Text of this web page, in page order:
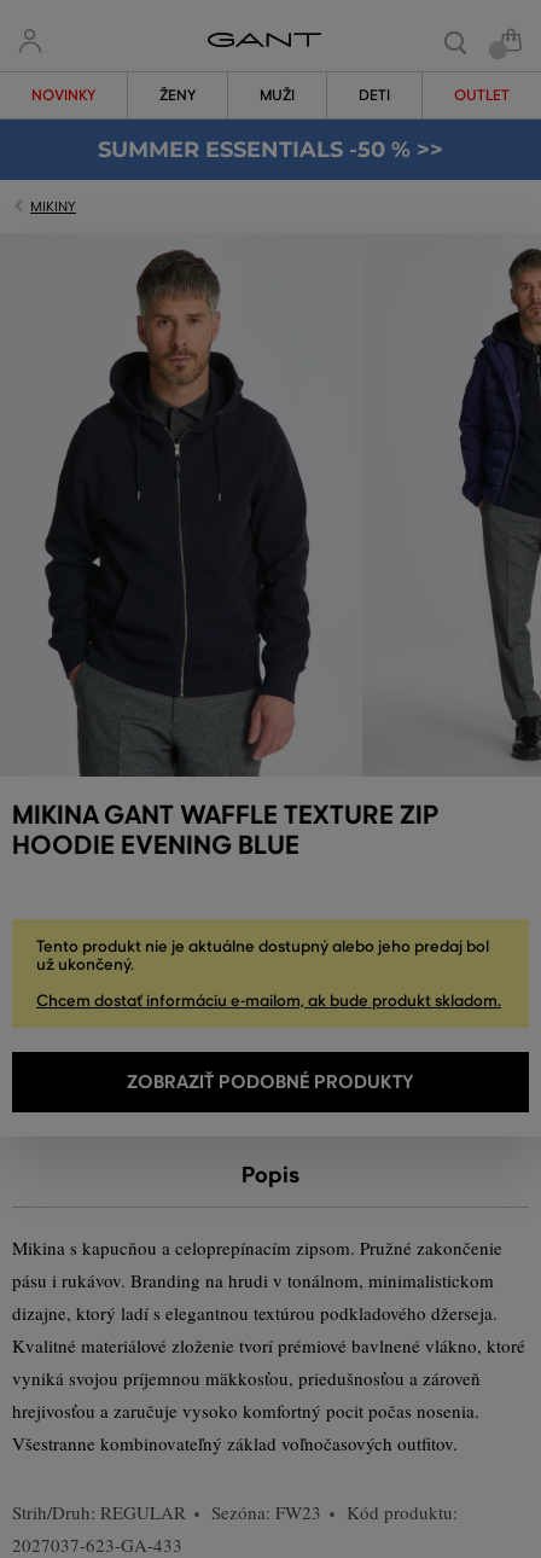
NOVINKY ŽENY MUŽI DETI OUTLET
SUMMER ESSENTIALS -50 % >>
MIKINY
MIKINA GANT WAFFLE TEXTURE ZIP
HOODIE EVENING BLUE
Tento produkt nie je aktuálne dostupný alebo jeho predaj bol
už ukončený.
Chcem dostať informáciu e-mailom, ak bude produkt skladom.
ZOBRAZIŤ PODOBNÉ PRODUKTY
Popis
Mikina s kapucňou a celoprepínacím zipsom. Pružné zakončenie
pásu i rukávov. Branding na hrudi v tonálnom, minimalistickom
dizajne, ktorý ladí s elegantnou textúrou podkladového džerseja.
Kvalitné materiálové zloženie tvorí prémiové bavlnené vlákno, ktoré
vyniká svojou príjemnou mäkkosťou, priedušnosťou a zároveň
hrejivosťou a zaručuje vysoko komfortný pocit počas nosenia.
Všestranne kombinovateľný základ voľnočasových outfitov.
Strih/Druh: REGULAR Sezóna: FW23
Kód produktu:
2027037-623-GA-433